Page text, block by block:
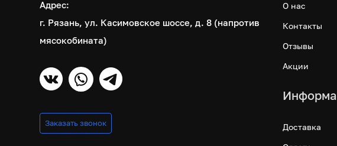
Адрес:
г. Рязань, ул. Касимовское шоссе, д. 8 (напротив
мясокобината)
Заказать звонок
О нас
Контакты
Отзывы
Акции
Доставка